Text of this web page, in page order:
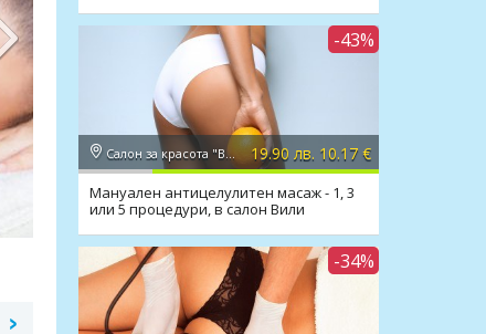
-43%
Салон за красота "Вили" 19.90 лв. 10.17 €
Мануален антицелулитен масаж - 1, 3
или 5 процедури, в салон Вили
-34%